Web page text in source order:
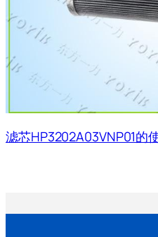
滤芯HP3202A03VNP01的